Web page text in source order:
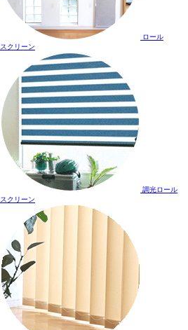
ロール
スクリーン
調光ロール
スクリーン